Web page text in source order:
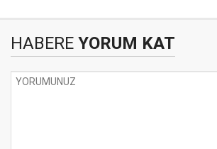
HABERE YORUM KAT